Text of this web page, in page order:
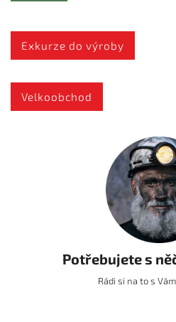
Exkurze do výroby
Velkoobchod
Potřebujete s
Rádi si na to s